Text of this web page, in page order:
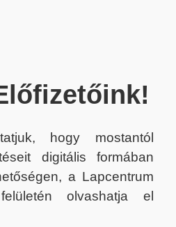
hogy mostantól
digitális formában
a Lapcentrum
olvashatja el